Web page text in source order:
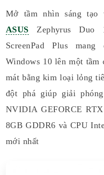
Mở tầm nhìn sáng
ASUS Zephyrus Duo
ScreenPad Plus
Windows 10 lên một
mát bằng kim loại lỏng
đột phá giúp giải
NVIDIA GEFORCE
8GB GDDR6 và CPU
mới nhất